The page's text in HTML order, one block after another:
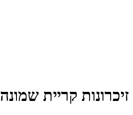
זיכרונות קריית שמונה